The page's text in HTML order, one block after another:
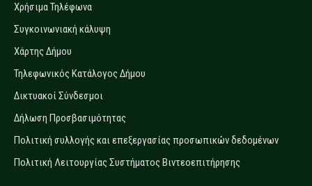
Χρήσιμα Τηλέφωνα
Συγκοινωνιακή κάλυψη
Χάρτης Δήμου
Τηλεφωνικός Κατάλογος Δήμου
Δικτυακοί Σύνδεσμοι
Δήλωση Προσβασιμότητας
Πολιτική συλλογής και επεξεργασίας προσωπικών δεδομένων
Πολιτική Λειτουργίας Συστήματος Βιντεοεπιτήρησης